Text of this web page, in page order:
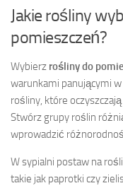
Jakie rośliny
pomieszczeń?
Wybierz rośliny do
warunkami panującymi
rośliny, które
Stwórz grupy roślin
wprowadzić
W sypialni postaw na
takie jak paprotki czy